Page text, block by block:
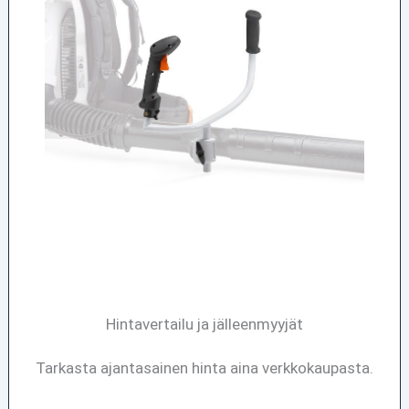
Hintavertailu ja jälleenmyyjät
Tarkasta ajantasainen hinta aina verkkokaupasta.